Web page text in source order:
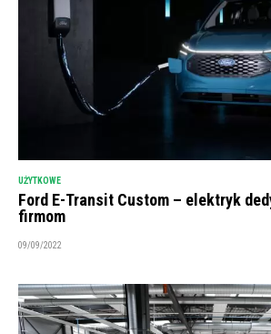
UŻYTKOWE
Ford E-Transit Custom – elektryk
firmom
09/09/2022